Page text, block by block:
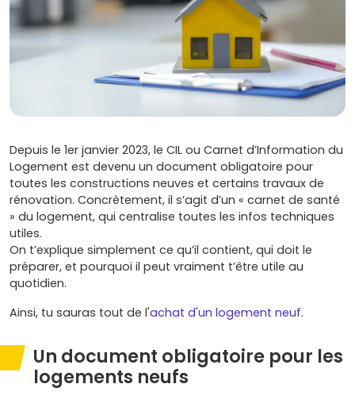
Depuis le 1er janvier 2023, le CIL ou Carnet d’Information du
Logement est devenu un document obligatoire pour
toutes les constructions neuves et certains travaux de
rénovation. Concrètement, il s’agit d’un « carnet de santé
» du logement, qui centralise toutes les infos techniques
utiles.
On t’explique simplement ce qu’il contient, qui doit le
préparer, et pourquoi il peut vraiment t’être utile au
quotidien.
Ainsi, tu sauras tout de l'achat d'un logement neuf.
Un document obligatoire pour les
logements neufs